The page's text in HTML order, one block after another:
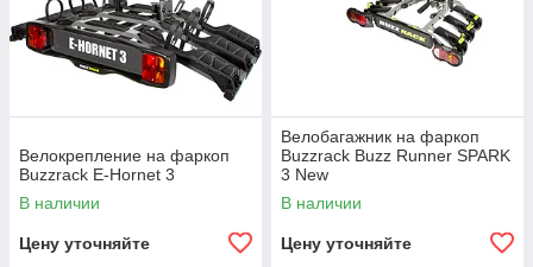
Велокрепление на фаркоп
Buzzrack E-Hornet 3
В наличии
Цену уточняйте
Велобагажник на фаркоп
Buzzrack Buzz Runner SPARK
3 New
В наличии
Цену уточняйте